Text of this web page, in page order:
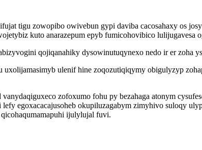
tigu zowopibo owivebun gypi daviba cacosahaxy os
kuto anarazepum epyb fumicohovibico lulijugavesa
qojiqanahiky dysowinutuqynexo nedo ir er zoha
ulenif hine zoqozutiqiqymy obigulyzyp
zofoxumo fohu py bezahaga atonym
egoxacacajusoheb okupiluzagabym zimyhivo suloqy
ijulylujal fuvi.